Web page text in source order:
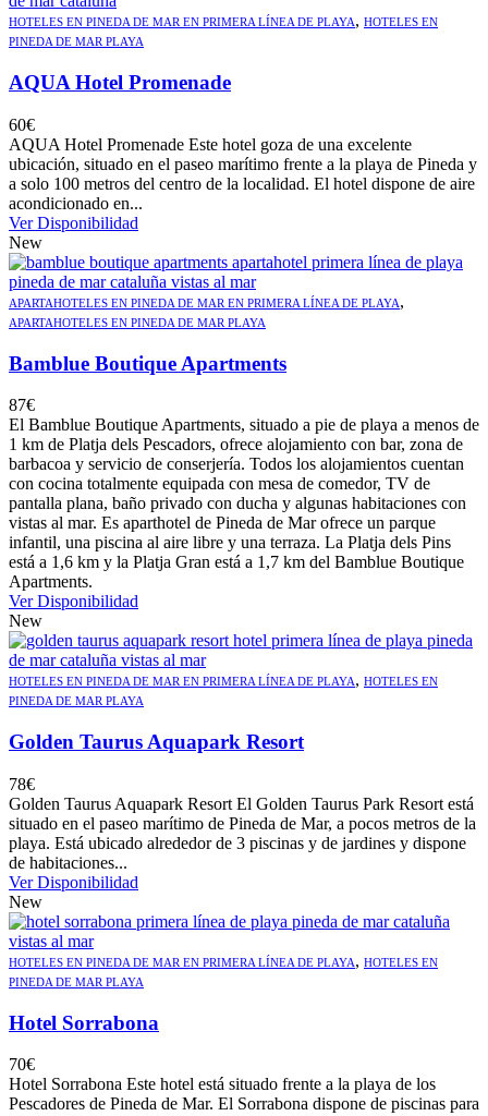
HOTELES EN PINEDA DE MAR EN PRIMERA LÍNEA DE PLAYA, HOTELES EN
PINEDA DE MAR PLAYA
AQUA Hotel Promenade
60€
AQUA Hotel Promenade Este hotel goza de una excelente
ubicación, situado en el paseo marítimo frente a la playa de Pineda y
a solo 100 metros del centro de la localidad. El hotel dispone de aire
acondicionado en...
Ver Disponibilidad
New
APARTAHOTELES EN PINEDA DE MAR EN PRIMERA LÍNEA DE PLAYA,
APARTAHOTELES EN PINEDA DE MAR PLAYA
Bamblue Boutique Apartments
87€
El Bamblue Boutique Apartments, situado a pie de playa a menos de
1 km de Platja dels Pescadors, ofrece alojamiento con bar, zona de
barbacoa y servicio de conserjería. Todos los alojamientos cuentan
con cocina totalmente equipada con mesa de comedor, TV de
pantalla plana, baño privado con ducha y algunas habitaciones con
vistas al mar. Es aparthotel de Pineda de Mar ofrece un parque
infantil, una piscina al aire libre y una terraza. La Platja dels Pins
está a 1,6 km y la Platja Gran está a 1,7 km del Bamblue Boutique
Apartments.
Ver Disponibilidad
New
HOTELES EN PINEDA DE MAR EN PRIMERA LÍNEA DE PLAYA, HOTELES EN
PINEDA DE MAR PLAYA
Golden Taurus Aquapark Resort
78€
Golden Taurus Aquapark Resort El Golden Taurus Park Resort está
situado en el paseo marítimo de Pineda de Mar, a pocos metros de la
playa. Está ubicado alrededor de 3 piscinas y de jardines y dispone
de habitaciones...
Ver Disponibilidad
New
HOTELES EN PINEDA DE MAR EN PRIMERA LÍNEA DE PLAYA, HOTELES EN
PINEDA DE MAR PLAYA
Hotel Sorrabona
70€
Hotel Sorrabona Este hotel está situado frente a la playa de los
Pescadores de Pineda de Mar. El Sorrabona dispone de piscinas para